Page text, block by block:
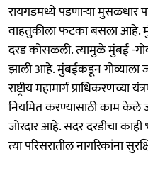
रायगडमध्ये पडणाऱ्या मुसळधार
वाहतुकीला फटका बसला आहे.
दरड कोसळली. त्यामुळे मुंबई -
झाली आहे. मुंबईकडून गोव्याला
राष्ट्रीय महामार्ग
नियमित करण्यासाठी काम केले
जोरदार आहे. सदर दरडीचा
त्या परिसरातील नागरिकांना